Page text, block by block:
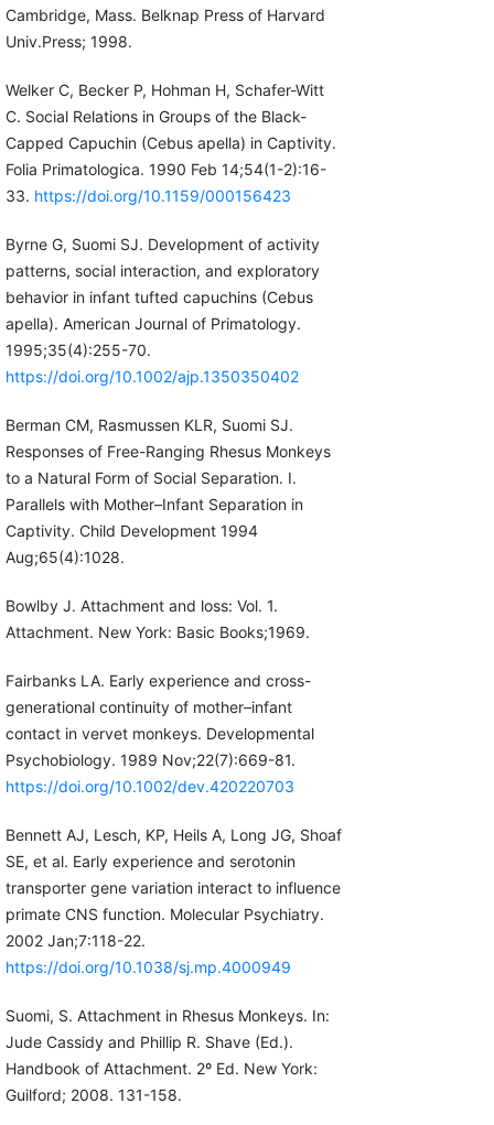
Cambridge, Mass. Belknap Press of Harvard
Univ.Press; 1998.
Welker C, Becker P, Hohman H, Schafer-Witt
C. Social Relations in Groups of the Black-
Capped Capuchin (Cebus apella) in Captivity.
Folia Primatologica. 1990 Feb 14;54(1-2):16-
33. https://doi.org/10.1159/000156423
Byrne G, Suomi SJ. Development of activity
patterns, social interaction, and exploratory
behavior in infant tufted capuchins (Cebus
apella). American Journal of Primatology.
1995;35(4):255-70.
https://doi.org/10.1002/ajp.1350350402
Berman CM, Rasmussen KLR, Suomi SJ.
Responses of Free-Ranging Rhesus Monkeys
to a Natural Form of Social Separation. I.
Parallels with Mother–Infant Separation in
Captivity. Child Development 1994
Aug;65(4):1028.
Bowlby J. Attachment and loss: Vol. 1.
Attachment. New York: Basic Books;1969.
Fairbanks LA. Early experience and cross-
generational continuity of mother–infant
contact in vervet monkeys. Developmental
Psychobiology. 1989 Nov;22(7):669-81.
https://doi.org/10.1002/dev.420220703
Bennett AJ, Lesch, KP, Heils A, Long JG, Shoaf
SE, et al. Early experience and serotonin
transporter gene variation interact to influence
primate CNS function. Molecular Psychiatry.
2002 Jan;7:118-22.
https://doi.org/10.1038/sj.mp.4000949
Suomi, S. Attachment in Rhesus Monkeys. In:
Jude Cassidy and Phillip R. Shave (Ed.).
Handbook of Attachment. 2º Ed. New York:
Guilford; 2008. 131-158.